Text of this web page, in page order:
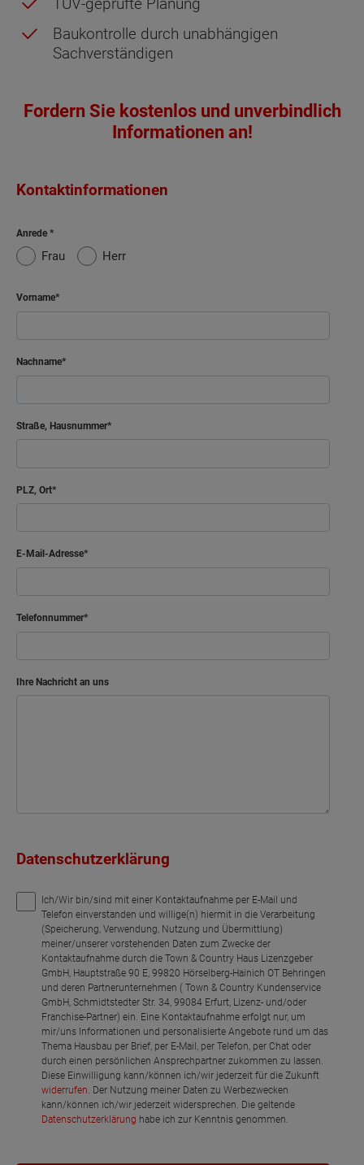
Baukontrolle durch unabhängigen
Sachverständigen
Fordern Sie kostenlos und unverbindlich
Informationen an!
Kontaktinformationen
Anrede
Frau Herr
Vorname
Nachname
Straße, Hausnummer
PLZ, Ort
E-Mail-Adresse
Telefonnummer
Ihre Nachricht an uns
Datenschutzerklärung
Ich/Wir bin/sind mit einer Kontaktaufnahme per E-Mail und
Telefon einverstanden und willige(n) hiermit in die Verarbeitung
(Speicherung, Verwendung, Nutzung und Übermittlung)
meiner/unserer vorstehenden Daten zum Zwecke der
Kontaktaufnahme durch die Town & Country Haus Lizenzgeber
GmbH, Hauptstraße 90 E, 99820 Hörselberg-Hainich OT Behringen
und deren Partnerunternehmen ( Town & Country Kundenservice
GmbH, Schmidtstedter Str. 34, 99084 Erfurt, Lizenz- und/oder
Franchise-Partner) ein. Eine Kontaktaufnahme erfolgt nur, um
mir/uns Informationen und personalisierte Angebote rund um das
Thema Hausbau per Brief, per E-Mail, per Telefon, per Chat oder
durch einen persönlichen Ansprechpartner zukommen zu lassen.
Diese Einwilligung kann/können ich/wir jederzeit für die Zukunft
widerrufen . Der Nutzung meiner Daten zu Werbezwecken
kann/können ich/wir jederzeit widersprechen. Die geltende
Datenschutzerklärung habe ich zur Kenntnis genommen.